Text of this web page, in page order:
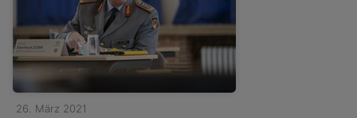
26. März 2021